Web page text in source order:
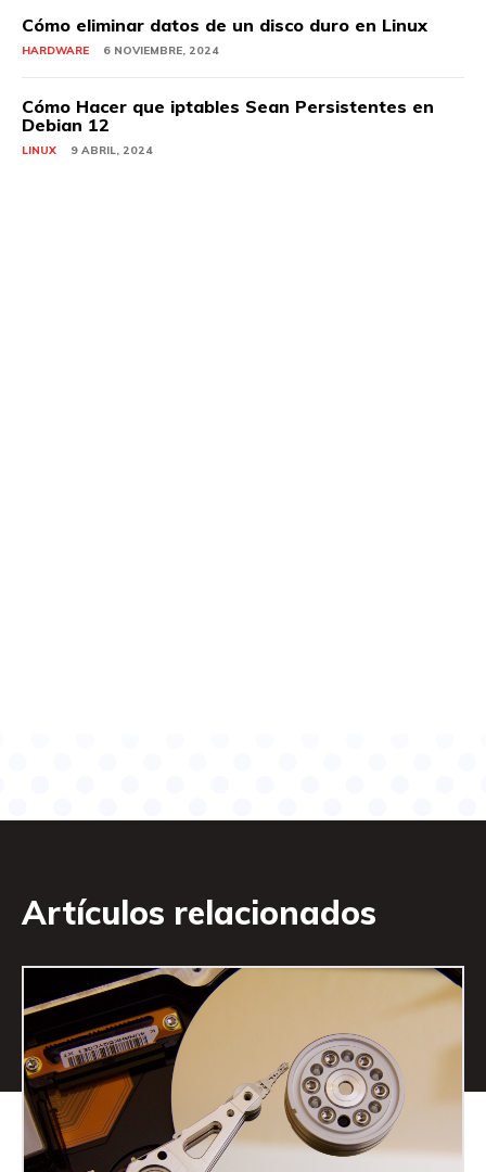
Cómo eliminar datos de un disco duro en Linux
HARDWARE 6 NOVIEMBRE, 2024
Cómo Hacer que iptables Sean Persistentes en
Debian 12
LINUX 9 ABRIL, 2024
Artículos relacionados